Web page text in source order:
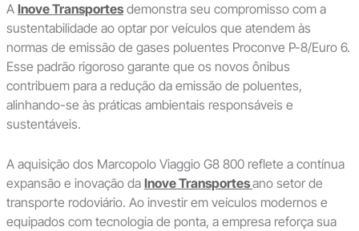
A Inove Transportesdemonstra seu compromisso com a
sustentabilidade ao optar por veículos que atendem às
normas de emissão de gases poluentes Proconve P-8/Euro 6.
Esse padrão rigoroso garante que os novos ônibus
contribuem para a redução da emissão de poluentes,
alinhando-se às práticas ambientais responsáveis e
sustentáveis.
A aquisição dos Marcopolo Viaggio G8 800 reflete a contínua
expansão e inovação da Inove Transportesano setor de
transporte rodoviário. Ao investir em veículos modernos e
equipados com tecnologia de ponta, a empresa reforça sua